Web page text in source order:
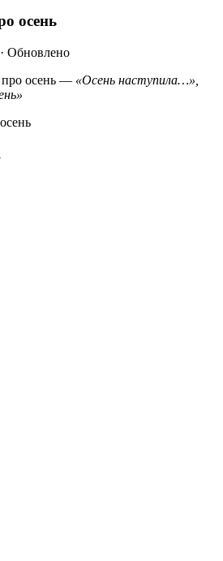
осень
· Обновлено
про осень — «Осень наступила…»,